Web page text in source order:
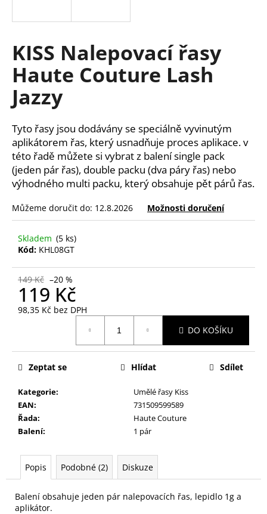
KISS Nalepovací řasy
Haute Couture Lash
Jazzy
Tyto řasy jsou dodávány se speciálně vyvinutým
aplikátorem řas, který usnadňuje proces aplikace. v
této řadě můžete si vybrat z balení single pack
(jeden pár řas), double packu (dva páry řas) nebo
výhodného multi packu, který obsahuje pět párů řas.
Můžeme doručit do: 12.8.2026 Možnosti doručení
Skladem (5 ks)
Kód: KHL08GT
149 Kč –20 %
119 Kč
98,35 Kč bez DPH
DO KOŠÍKU
Kategorie:
Umělé řasy Kiss
EAN:
731509599589
Řada:
Haute Couture
Balení: 1 pár
Zeptat se Hlídat Sdílet
Popis Podobné (2) Diskuze
Balení obsahuje jeden pár nalepovacích řas, lepidlo 1g a
aplikátor.
í
t
?
HLEDAT
D
o
p
u
č
u
e
KONTUROVACÍ
NA
OČI
VYSOUVACÍ
OŘEZÁVÁTKEM
Kč